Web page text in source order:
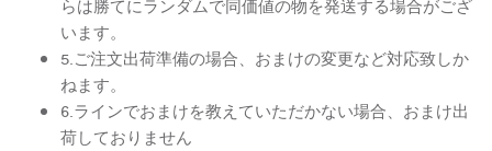
らは勝てにランダムで同価値の物を発送する場合がござ
います。
5.ご注文出荷準備の場合、おまけの変更など対応致しか
ねます。
6.ラインでおまけを教えていただかない場合、おまけ出
荷しておりません